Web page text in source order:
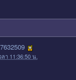
า 11:36:50 น.